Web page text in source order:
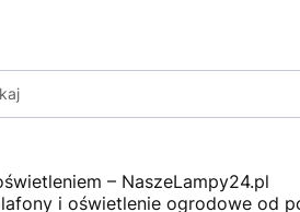
– NaszeLampy24.pl
i oświetlenie ogrodowe od